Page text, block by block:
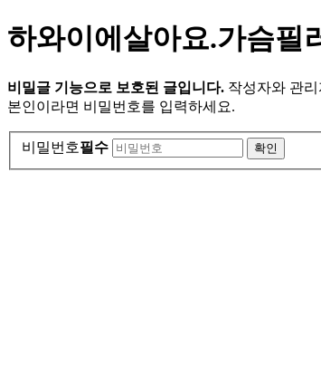
하와이에살아요.가슴필
비밀글 기능으로 보호된 글입니다. 작성자와 관
본인이라면 비밀번호를 입력하세요.
비밀번호필수